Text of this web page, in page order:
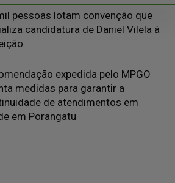
pessoas lotam convenção que
candidatura de Daniel Vilela à
expedida pelo MPGO
medidas para garantir a
de atendimentos em
em Porangatu